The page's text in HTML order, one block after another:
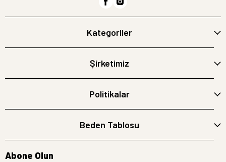
Kategoriler
Şirketimiz
Politikalar
Beden Tablosu
Abone Olun